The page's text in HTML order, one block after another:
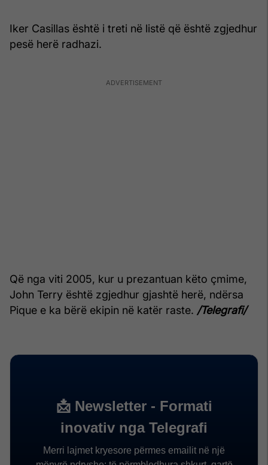
Iker Casillas është i treti në listë që është zgjedhur
pesë herë radhazi.
Që nga viti 2005, kur u prezantuan këto çmime,
John Terry është zgjedhur gjashtë herë, ndërsa
Pique e ka bërë ekipin në katër raste. /Telegrafi/